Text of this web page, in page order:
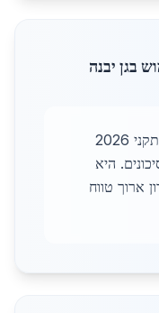
בגן יבנה
נירוסטה בטוחה ומאושרת על פי תקני 2026
היא
ארוך טווח